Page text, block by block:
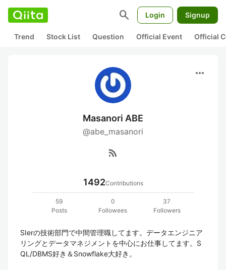
search Login Signup
Trend Stock List Question Official Event Official
more_horiz
Masanori ABE
@abe_masanori
rss_feed
1492Contributions
59
Posts
0
Followees
37
Followers
SIerの技術部門で中間管理職してます。データエンジニア
リングとデータマネジメントを中心にお仕事してます。S
QL/DBMS好き＆Snowflake大好き。